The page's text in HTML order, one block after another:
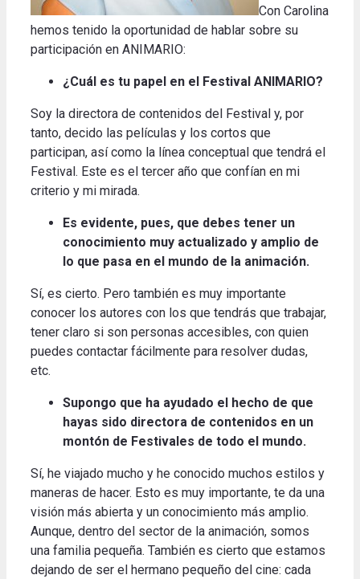
Con Carolina
hemos tenido la oportunidad de hablar sobre su
participación en ANIMARIO:
¿Cuál es tu papel en el Festival ANIMARIO?
Soy la directora de contenidos del Festival y, por
tanto, decido las películas y los cortos que
participan, así como la línea conceptual que tendrá el
Festival. Este es el tercer año que confían en mi
criterio y mi mirada.
Es evidente, pues, que debes tener un
conocimiento muy actualizado y amplio de
lo que pasa en el mundo de la animación.
Sí, es cierto. Pero también es muy importante
conocer los autores con los que tendrás que trabajar,
tener claro si son personas accesibles, con quien
puedes contactar fácilmente para resolver dudas,
etc.
Supongo que ha ayudado el hecho de que
hayas sido directora de contenidos en un
montón de Festivales de todo el mundo.
Sí, he viajado mucho y he conocido muchos estilos y
maneras de hacer. Esto es muy importante, te da una
visión más abierta y un conocimiento más amplio.
Aunque, dentro del sector de la animación, somos
una familia pequeña. También es cierto que estamos
dejando de ser el hermano pequeño del cine: cada